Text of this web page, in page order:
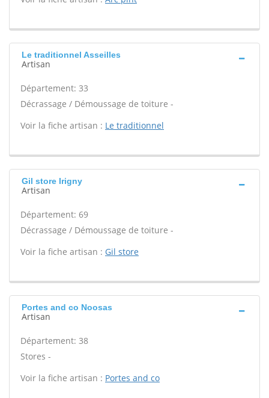
Le traditionnel Asseilles
Artisan
Département: 33
Décrassage / Démoussage de toiture -
Voir la fiche artisan : Le traditionnel
Gil store Irigny
Artisan
Département: 69
Décrassage / Démoussage de toiture -
Voir la fiche artisan : Gil store
Portes and co Noosas
Artisan
Département: 38
Stores -
Voir la fiche artisan : Portes and co